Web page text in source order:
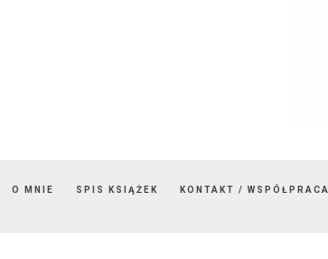
O MNIE SPIS KSIĄŻEK KONTAKT / WSPÓŁPRACA